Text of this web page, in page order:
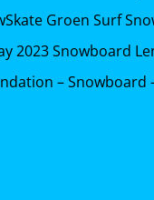
Groen Surf
2023 Snowboard
– Snowboard